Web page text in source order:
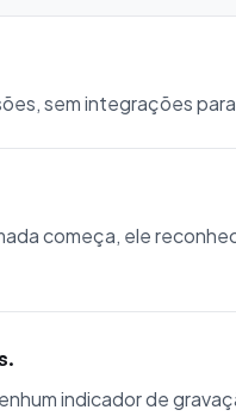
sem integrações
começa, ele
indicador de